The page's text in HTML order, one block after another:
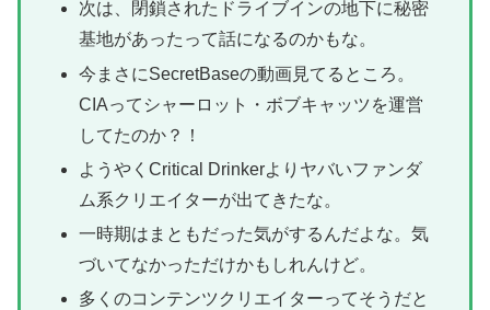
次は、閉鎖されたドライブインの地下に秘密
基地があったって話になるのかもな。
今まさにSecretBaseの動画見てるところ。
CIAってシャーロット・ボブキャッツを運営
してたのか？！
ようやくCritical Drinkerよりヤバいファンダ
ム系クリエイターが出てきたな。
一時期はまともだった気がするんだよな。気
づいてなかっただけかもしれんけど。
多くのコンテンツクリエイターってそうだと